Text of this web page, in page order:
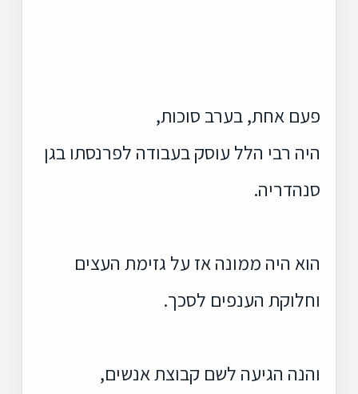
פעם אחת, בערב סוכות,
היה רבי הלל עוסק בעבודה לפרנסתו בגן
סנהדריה.
הוא היה ממונה אז על גזימת העצים
וחלוקת הענפים לסכך.
והנה הגיעה לשם קבוצת אנשים,